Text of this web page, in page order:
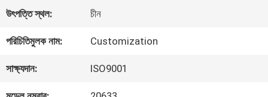
ভিডিও
আমাদের
সম্বন্ধে
উৎপত্তি স্থল: চীন
পরিচিতিমুলক নাম: Customization
সাক্ষ্যদান: ISO9001